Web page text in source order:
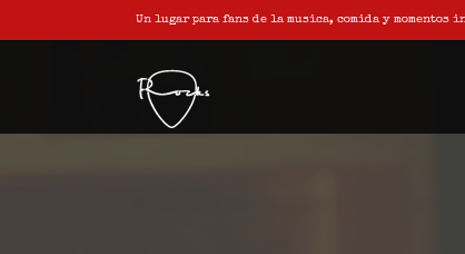
Un lugar para fans de la musica, comida y momentos